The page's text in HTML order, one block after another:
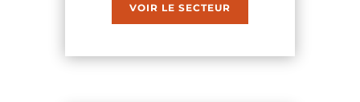
VOIR LE SECTEUR